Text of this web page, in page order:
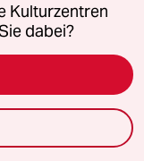
diesmal
kommen"
Grünen nach
aus einer
und ihnen
gewieften
müssen.
Kulturzentren
dabei?